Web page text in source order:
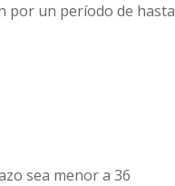
por un período de hasta
sea menor a 36